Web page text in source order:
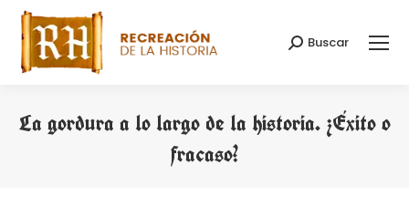
Buscar:
Buscar
La gordura a lo largo de la historia. ¿Éxito o
fracaso?